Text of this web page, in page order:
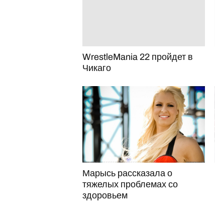
WrestleMania 22 пройдет в
Чикаго
Марысь рассказала о
тяжелых проблемах со
здоровьем